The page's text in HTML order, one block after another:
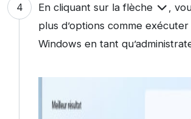
En cliquant sur la flèche
,
plus d’options comme
Windows en tant